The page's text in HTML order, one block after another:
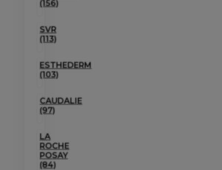
(156)
SVR
(113)
ESTHEDERM
(103)
CAUDALIE
(97)
LA
ROCHE
POSAY
(84)